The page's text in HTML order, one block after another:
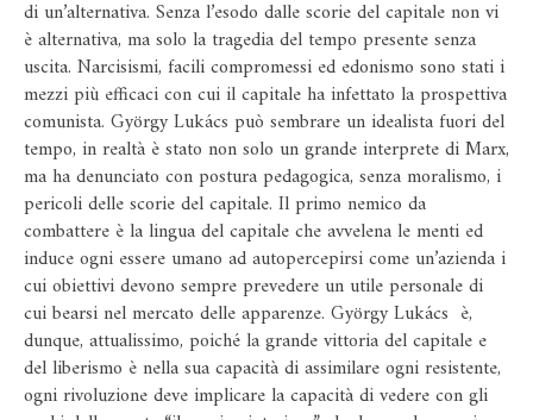
di un’alternativa. Senza l’esodo dalle scorie del capitale non vi
è alternativa, ma solo la tragedia del tempo presente senza
uscita. Narcisismi, facili compromessi ed edonismo sono stati i
mezzi più efficaci con cui il capitale ha infettato la prospettiva
comunista. György Lukács può sembrare un idealista fuori del
tempo, in realtà è stato non solo un grande interprete di Marx,
ma ha denunciato con postura pedagogica, senza moralismo, i
pericoli delle scorie del capitale. Il primo nemico da
combattere è la lingua del capitale che avvelena le menti ed
induce ogni essere umano ad autopercepirsi come un’azienda i
cui obiettivi devono sempre prevedere un utile personale di
cui bearsi nel mercato delle apparenze. György Lukács è,
dunque, attualissimo, poiché la grande vittoria del capitale e
del liberismo è nella sua capacità di assimilare ogni resistente,
ogni rivoluzione deve implicare la capacità di vedere con gli